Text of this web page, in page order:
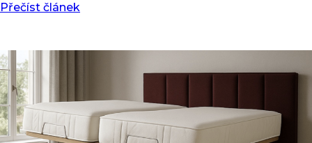
Přečíst článek